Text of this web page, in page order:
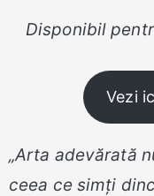
Disponibil
Vezi
„Arta adevărată
ceea ce simți